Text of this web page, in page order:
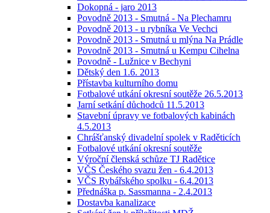
Dokopná - jaro 2013
Povodně 2013 - Smutná - Na Plechamru
Povodně 2013 - u rybníka Ve Vechci
Povodně 2013 - Smutná u mlýna Na Prádle
Povodně 2013 - Smutná u Kempu Cihelna
Povodně - Lužnice v Bechyni
Dětský den 1.6. 2013
Přístavba kulturního domu
Fotbalové utkání okresní soutěže 26.5.2013
Jarní setkání důchodců 11.5.2013
Stavební úpravy ve fotbalových kabinách
4.5.2013
Chrášťanský divadelní spolek v Raděticích
Fotbalové utkání okresní soutěže
Výroční členská schůze TJ Radětice
VČS Českého svazu žen - 6.4.2013
VČS Rybářského spolku - 6.4.2013
Přednáška p. Sassmanna - 2.4.2013
Dostavba kanalizace